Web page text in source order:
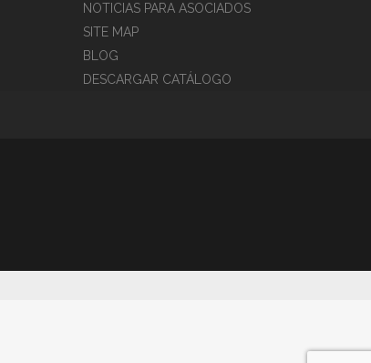
NOTICIAS PARA ASOCIADOS
SITE MAP
BLOG
DESCARGAR CATÁLOGO